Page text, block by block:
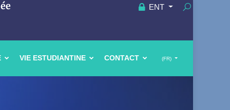
ENT
(FR)
VIE ESTUDIANTINE CONTACT